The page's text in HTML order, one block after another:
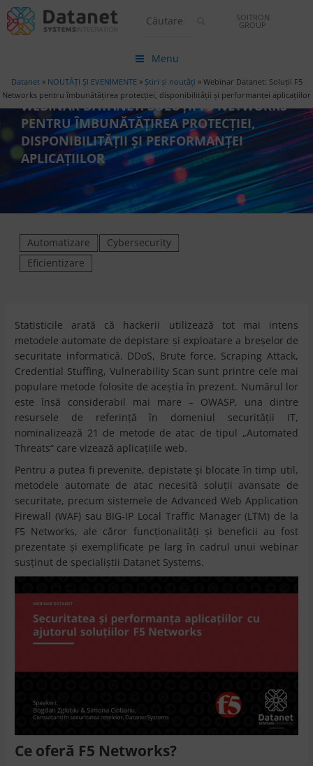
SOITRON
GROUP
Menu
Datanet» NOUTĂȚI ȘI EVENIMENTE» Știri și noutăți » Webinar Datanet: Soluții F5
Networks pentru îmbunătățirea protecției, disponibilității și performanței aplicațiilor
WEBINAR DATANET: SOLUȚII F5 NETWORKS
PENTRU ÎMBUNĂTĂȚIREA PROTECȚIEI,
DISPONIBILITĂȚII ȘI PERFORMANȚEI
APLICAȚIILOR
Automatizare
Cybersecurity
Eficientizare
Statisticile arată că hackerii utilizează tot mai intens
metodele automate de depistare și exploatare a breșelor de
securitate informatică. DDoS, Brute force, Scraping Attack,
Credential Stuffing, Vulnerability Scan sunt printre cele mai
populare metode folosite de aceștia în prezent. Numărul lor
este însă considerabil mai mare – OWASP, una dintre
resursele de referință în domeniul securității IT,
nominalizează 21 de metode de atac de tipul „Automated
Threats“ care vizează aplicațiile web.
Pentru a putea fi prevenite, depistate și blocate în timp util,
metodele automate de atac necesită soluții avansate de
securitate, precum sistemele de Advanced Web Application
Firewall (WAF) sau BIG-IP Local Traffic Manager (LTM) de la
F5 Networks, ale căror funcționalități și beneficii au fost
prezentate și exemplificate pe larg în cadrul unui webinar
susținut de specialiștii Datanet Systems.
Ce oferă F5 Networks?